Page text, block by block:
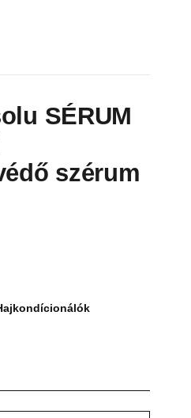
SÉRUM
szérum